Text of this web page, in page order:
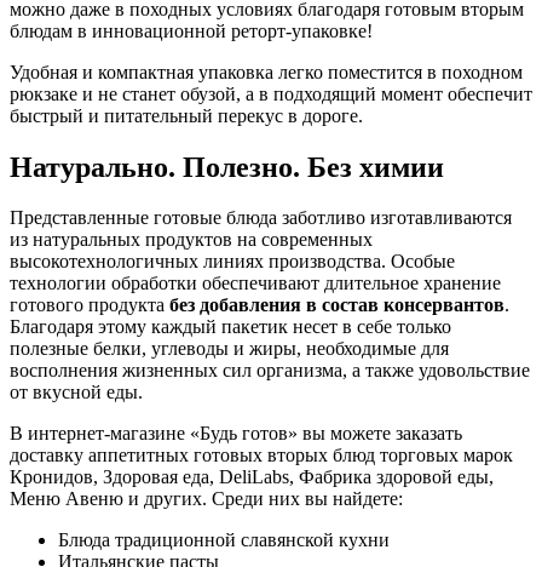
можно даже в походных условиях благодаря готовым вторым
блюдам в инновационной реторт-упаковке!
Удобная и компактная упаковка легко поместится в походном
рюкзаке и не станет обузой, а в подходящий момент обеспечит
быстрый и питательный перекус в дороге.
Натурально. Полезно. Без химии
Представленные готовые блюда заботливо изготавливаются
из натуральных продуктов на современных
высокотехнологичных линиях производства. Особые
технологии обработки обеспечивают длительное хранение
готового продукта без добавления в состав консервантов.
Благодаря этому каждый пакетик несет в себе только
полезные белки, углеводы и жиры, необходимые для
восполнения жизненных сил организма, а также удовольствие
от вкусной еды.
В интернет-магазине «Будь готов» вы можете заказать
доставку аппетитных готовых вторых блюд торговых марок
Кронидов, Здоровая еда, DeliLabs, Фабрика здоровой еды,
Меню Авеню и других. Среди них вы найдете:
Блюда традиционной славянской кухни
Итальянские пасты